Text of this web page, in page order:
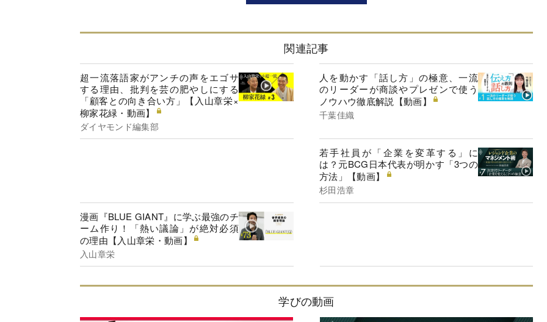
関連記事
超一流落語家がアンチの声をエゴサ
する理由、批判を芸の肥やしにする
「顧客との向き合い方」【入山章栄×
柳家花緑・動画】
ダイヤモンド編集部
人を動かす「話し方」の極意、一流
のリーダーが商談やプレゼンで使う
ノウハウ徹底解説【動画】
千葉佳織
若手社員が「企業を変革する」に
は？元BCG日本代表が明かす「3つの
方法」【動画】
杉田浩章
漫画『BLUE GIANT』に学ぶ最強のチ
ーム作り！「熱い議論」が絶対必須
の理由【入山章栄・動画】
入山章栄
学びの動画